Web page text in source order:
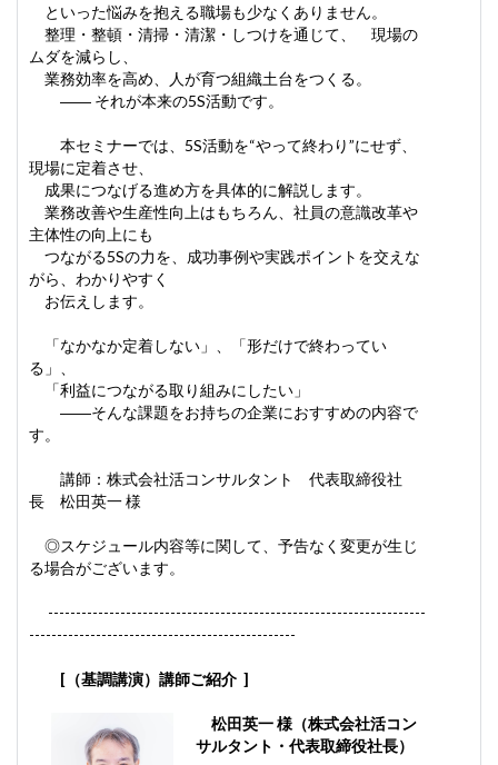
といった悩みを抱える職場も少なくありません。
整理・整頓・清掃・清潔・しつけを通じて、 現場の
ムダを減らし、
業務効率を高め、人が育つ組織土台をつくる。
―― それが本来の5S活動です。
本セミナーでは、5S活動を“やって終わり”にせず、
現場に定着させ、
成果につなげる進め方を具体的に解説します。
業務改善や生産性向上はもちろん、社員の意識改革や
主体性の向上にも
つながる5Sの力を、成功事例や実践ポイントを交えな
がら、わかりやすく
お伝えします。
「なかなか定着しない」、「形だけで終わってい
る」、
「利益につながる取り組みにしたい」
――そんな課題をお持ちの企業におすすめの内容で
す。
講師：株式会社活コンサルタント 代表取締役社
長 松田英一 様
◎スケジュール内容等に関して、予告なく変更が生じ
る場合がございます。
--------------------------------------------------------------------
------------------------------------------------
[（基調講演）講師ご紹介 ]
松田英一 様（株式会社活コン
サルタント・代表取締役社長）